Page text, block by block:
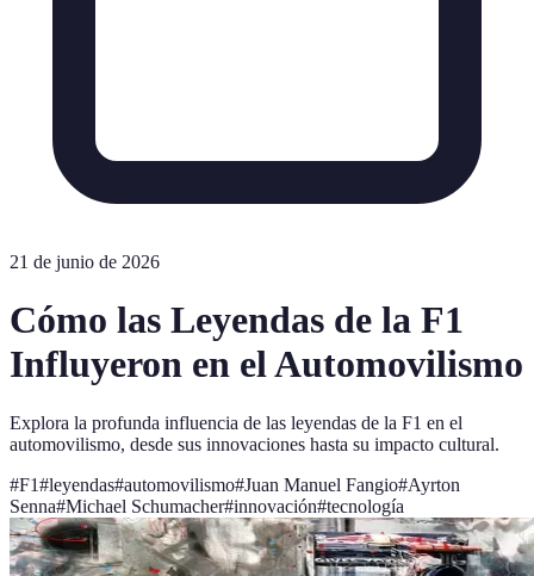
21 de junio de 2026
Cómo las Leyendas de la F1
Influyeron en el Automovilismo
Explora la profunda influencia de las leyendas de la F1 en el
automovilismo, desde sus innovaciones hasta su impacto cultural.
#F1#leyendas#automovilismo#Juan Manuel Fangio#Ayrton
Senna#Michael Schumacher#innovación#tecnología